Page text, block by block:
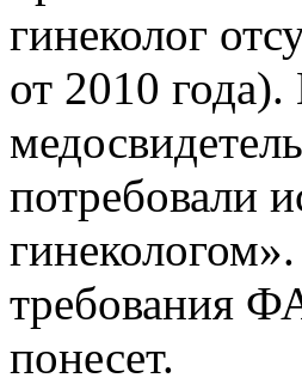
гинеколог
от 2010
потребовали
требования
понесет.